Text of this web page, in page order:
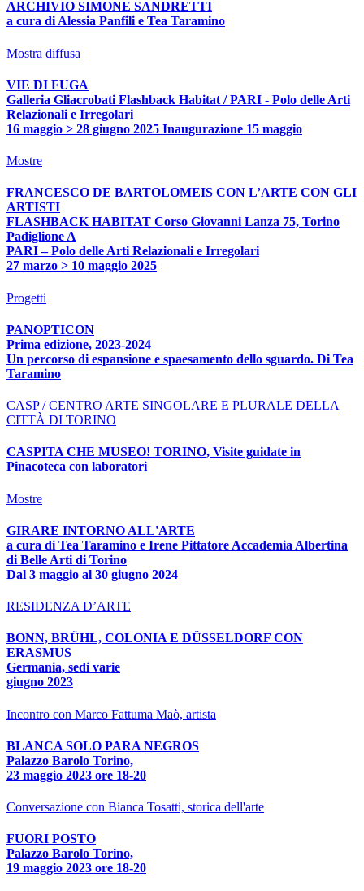
ARCHIVIO SIMONE SANDRETTI
a cura di Alessia Panfili e Tea Taramino
Mostra diffusa
VIE DI FUGA
Galleria Gliacrobati Flashback Habitat / PARI - Polo delle Arti
Relazionali e Irregolari
16 maggio > 28 giugno 2025 Inaugurazione 15 maggio
Mostre
FRANCESCO DE BARTOLOMEIS CON L’ARTE CON GLI
ARTISTI
FLASHBACK HABITAT Corso Giovanni Lanza 75, Torino
Padiglione A
PARI – Polo delle Arti Relazionali e Irregolari
27 marzo > 10 maggio 2025
Progetti
PANOPTICON
Prima edizione, 2023-2024
Un percorso di espansione e spaesamento dello sguardo. Di Tea
Taramino
CASP / CENTRO ARTE SINGOLARE E PLURALE DELLA
CITTÀ DI TORINO
CASPITA CHE MUSEO! TORINO, Visite guidate in
Pinacoteca con laboratori
Mostre
GIRARE INTORNO ALL'ARTE
a cura di Tea Taramino e Irene Pittatore Accademia Albertina
di Belle Arti di Torino
Dal 3 maggio al 30 giugno 2024
RESIDENZA D’ARTE
BONN, BRÜHL, COLONIA E DÜSSELDORF CON
ERASMUS
Germania, sedi varie
giugno 2023
Incontro con Marco Fattuma Maò, artista
BLANCA SOLO PARA NEGROS
Palazzo Barolo Torino,
23 maggio 2023 ore 18-20
Conversazione con Bianca Tosatti, storica dell'arte
FUORI POSTO
Palazzo Barolo Torino,
19 maggio 2023 ore 18-20